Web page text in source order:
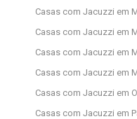
Casas com Jacuzzi em
Casas com Jacuzzi em
Casas com Jacuzzi em
Casas com Jacuzzi em
Casas com Jacuzzi em
Casas com Jacuzzi em